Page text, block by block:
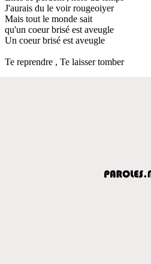
J'aurais du le voir rougeoiyer
Mais tout le monde sait
qu'un coeur brisé est aveugle
Un coeur brisé est aveugle
Te reprendre , Te laisser tomber